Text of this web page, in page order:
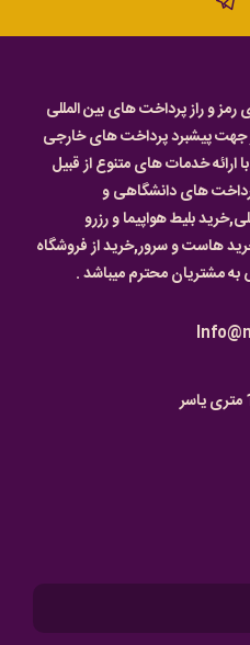
و راز پرداخت های بین المللی
پیشبرد پرداخت های خارجی
خدمات های متنوع از قبیل
های دانشگاهی و
بلیط هواپیما و رزرو
هاست و سرور,خرید از فروشگاه
مشتریان محترم میباشد .